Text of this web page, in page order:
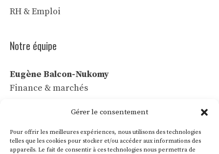
Gérer le consentement
Pour offrir les meilleures expériences, nous utilisons des technologies
telles que les cookies pour stocker et/ou accéder aux informations des
appareils. Le fait de consentir à ces technologies nous permettra de
RH & Emploi
Notre équipe
Eugène Balcon-Nukomy
Finance & marchés
Céline Vaubert
Léa Voss